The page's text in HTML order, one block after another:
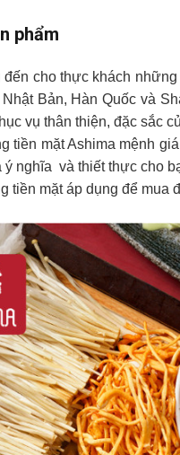
phẩm
đến cho thực khách
Bản, Hàn Quốc và
vụ thân thiện, đặc sắc
tiền mặt Ashima mệnh
ý nghĩa và thiết thực cho
tiền mặt áp dụng để